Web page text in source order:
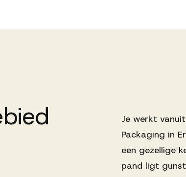
Je werkt
Packaging in
een gezellige
pand ligt